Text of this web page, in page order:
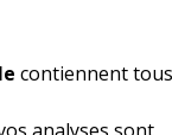
contiennent